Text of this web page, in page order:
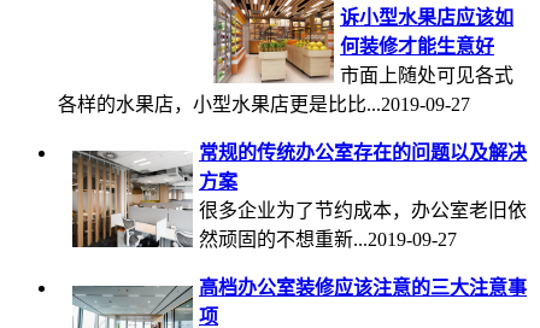
诉小型水果店应该如
何装修才能生意好
市面上随处可见各式
各样的水果店，小型水果店更是比比...2019-09-27
常规的传统办公室存在的问题以及解决
方案
很多企业为了节约成本，办公室老旧依
然顽固的不想重新...2019-09-27
高档办公室装修应该注意的三大注意事
项